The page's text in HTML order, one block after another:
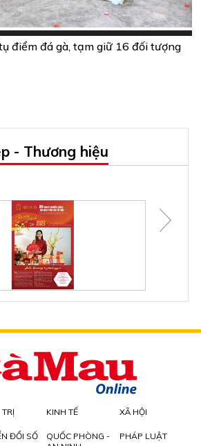
điểm đá gà, tạm giữ 16 đối tượng
- Thương hiệu
KINH TẾ XÃ HỘI
ĐỔI SỐ
QUỐC PHÒNG -
PHÁP LUẬT